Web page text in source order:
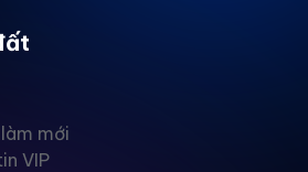
mới
VIP